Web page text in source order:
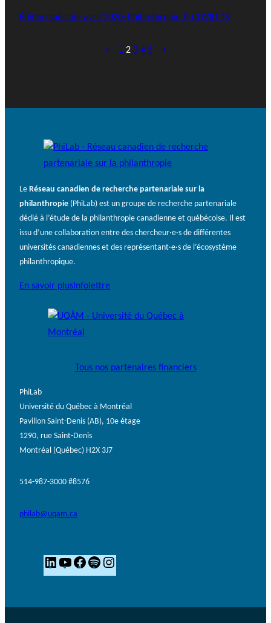
Édition spéciale avril 2020: Philanthropie & COVID-19
← 1 2 3 4 5 →
Le Réseau canadien de recherche partenariale sur la
philanthropie (PhiLab) est un groupe de recherche partenariale
dédié à l’étude de la philanthropie canadienne et québécoise. Il est
issu d’une collaboration entre des chercheur·e·s de différentes
universités canadiennes et des représentant·e·s de l’écosystème
philanthropique.
En savoir plus Infolettre
Tous nos partenaires financiers
PhiLab
Université du Québec à Montréal
Pavillon Saint-Denis (AB), 10e étage
1290, rue Saint-Denis
Montréal (Québec) H2X 3J7
514-987-3000 #8576
philab@uqam.ca
L
i
Y
o
F
a
S
p
n